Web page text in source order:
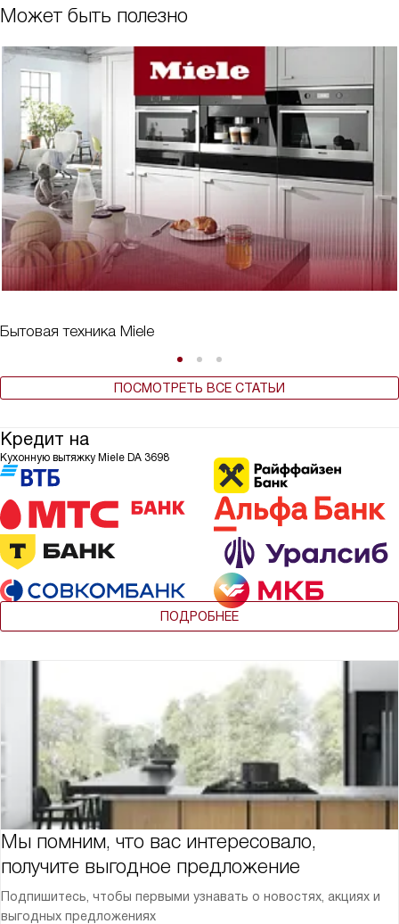
Может быть полезно
Бытовая техника Miele
ПОСМОТРЕТЬ ВСЕ СТАТЬИ
Кредит на
Кухонную вытяжку Miele DA 3698
ПОДРОБНЕЕ
Мы помним, что вас интересовало,
получите выгодное предложение
Подпишитесь, чтобы первыми узнавать о новостях, акциях и
выгодных предложениях